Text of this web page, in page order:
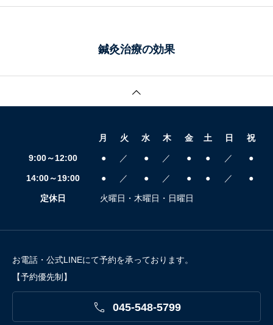
鍼灸治療の効果
月 火 水 木 金 土 日 祝
9:00～12:00 ● ／ ● ／ ● ● ／ ●
14:00～19:00 ● ／ ● ／ ● ● ／ ●
定休日 火曜日・木曜日・日曜日
お電話・公式LINEにて予約を承っております。
【予約優先制】
 045-548-5799